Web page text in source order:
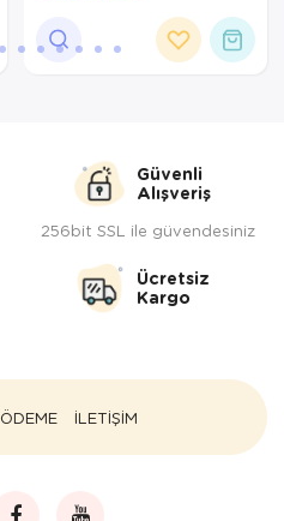
Güvenli
Alışveriş
256bit SSL ile güvendesiniz
Ücretsiz
Kargo
ÖDEME İLETİŞİM